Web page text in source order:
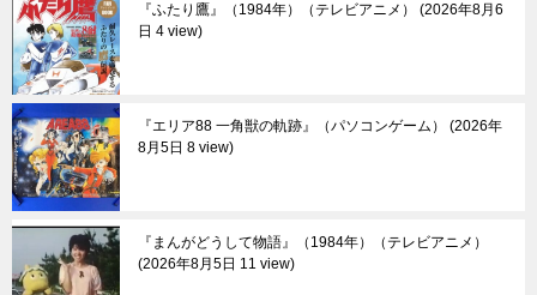
『ふたり鷹』（1984年）（テレビアニメ）
2026年8月6
日 4 view
『エリア88 一角獣の軌跡』（パソコンゲーム）
2026年
8月5日 8 view
『まんがどうして物語』（1984年）（テレビアニメ）
2026年8月5日 11 view